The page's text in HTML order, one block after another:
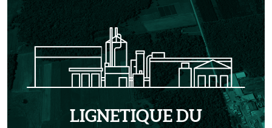
LIGNETIQUE DU